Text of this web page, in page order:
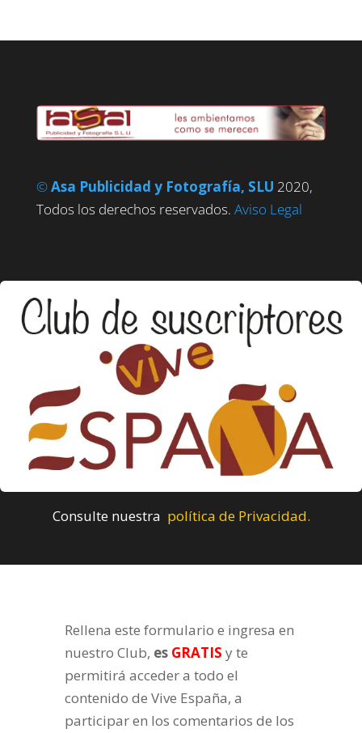
©Asa Publicidad y Fotografía, SLU 2020,
Todos los derechos reservados. Aviso Legal
Consulte nuestra política de Privacidad.
Rellena este formulario e ingresa en
nuestro Club, es GRATIS y te
permitirá acceder a todo el
contenido de Vive España, a
participar en los comentarios de los